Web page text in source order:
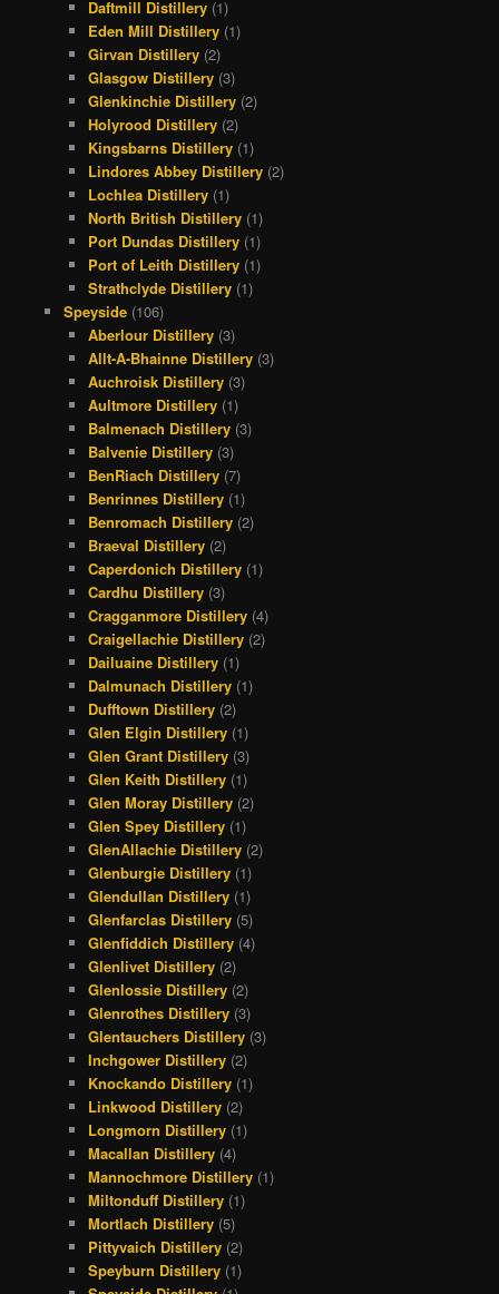
Daftmill Distillery (1)
Eden Mill Distillery (1)
Girvan Distillery (2)
Glasgow Distillery (3)
Glenkinchie Distillery (2)
Holyrood Distillery (2)
Kingsbarns Distillery (1)
Lindores Abbey Distillery (2)
Lochlea Distillery (1)
North British Distillery (1)
Port Dundas Distillery (1)
Port of Leith Distillery (1)
Strathclyde Distillery (1)
Speyside(106)
Aberlour Distillery (3)
Allt-A-Bhainne Distillery (3)
Auchroisk Distillery (3)
Aultmore Distillery (1)
Balmenach Distillery (3)
Balvenie Distillery (3)
BenRiach Distillery (7)
Benrinnes Distillery (1)
Benromach Distillery (2)
Braeval Distillery (2)
Caperdonich Distillery (1)
Cardhu Distillery (3)
Cragganmore Distillery (4)
Craigellachie Distillery (2)
Dailuaine Distillery (1)
Dalmunach Distillery (1)
Dufftown Distillery (2)
Glen Elgin Distillery (1)
Glen Grant Distillery (3)
Glen Keith Distillery (1)
Glen Moray Distillery (2)
Glen Spey Distillery (1)
GlenAllachie Distillery (2)
Glenburgie Distillery (1)
Glendullan Distillery (1)
Glenfarclas Distillery (5)
Glenfiddich Distillery (4)
Glenlivet Distillery (2)
Glenlossie Distillery (2)
Glenrothes Distillery (3)
Glentauchers Distillery (3)
Inchgower Distillery (2)
Knockando Distillery (1)
Linkwood Distillery (2)
Longmorn Distillery (1)
Macallan Distillery (4)
Mannochmore Distillery (1)
Miltonduff Distillery (1)
Mortlach Distillery (5)
Pittyvaich Distillery (2)
Speyburn Distillery (1)